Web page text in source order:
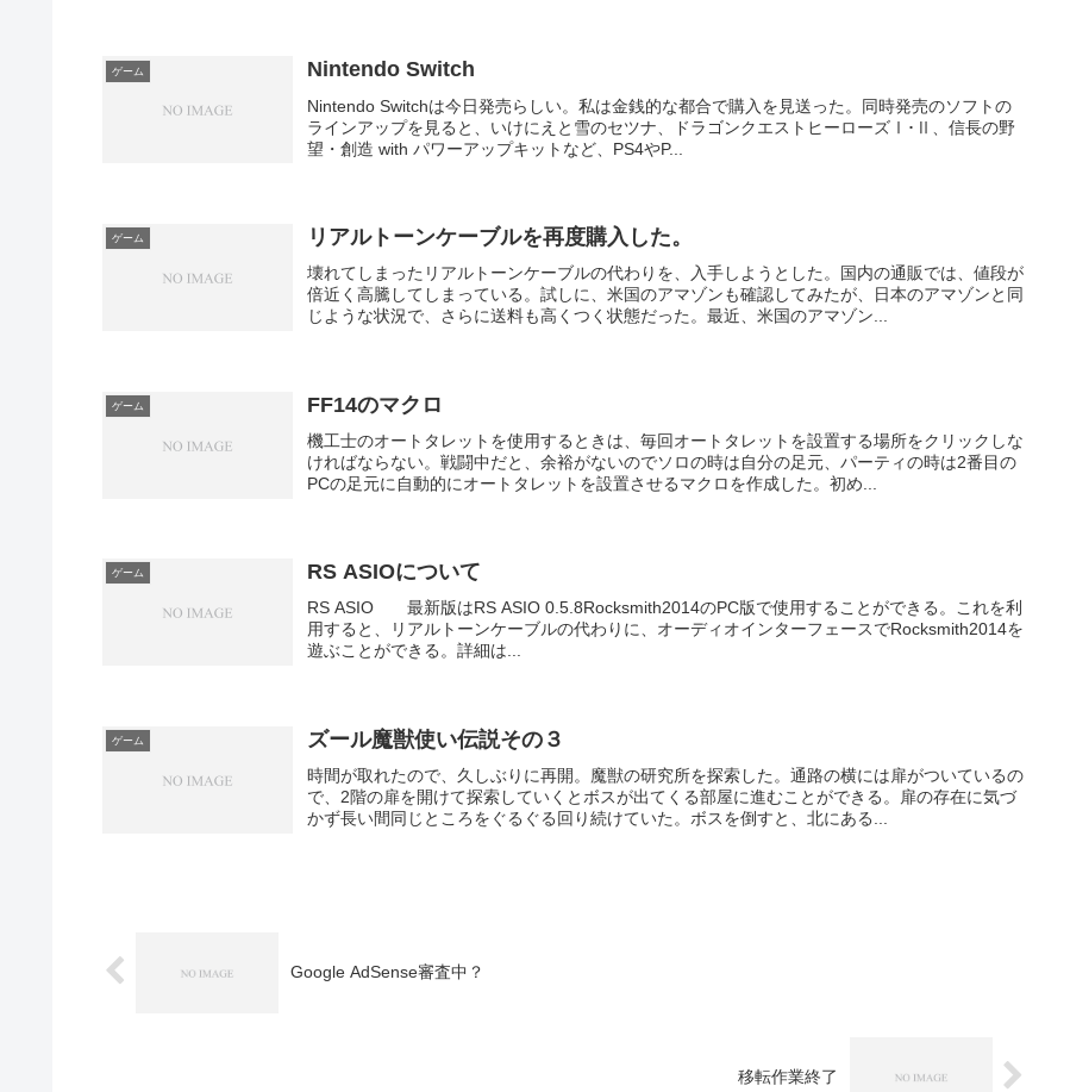
ゲーム Nintendo Switch
Nintendo Switchは今日発売らしい。私は金銭的な都合で購入を見送った。同時発売のソフトの
ラインアップを見ると、いけにえと雪のセツナ、ドラゴンクエストヒーローズⅠ･Ⅱ、信長の野
望・創造 with パワーアップキットなど、PS4やP...
ゲーム リアルトーンケーブルを再度購入した。
壊れてしまったリアルトーンケーブルの代わりを、入手しようとした。国内の通販では、値段が
倍近く高騰してしまっている。試しに、米国のアマゾンも確認してみたが、日本のアマゾンと同
じような状況で、さらに送料も高くつく状態だった。最近、米国のアマゾン...
ゲーム FF14のマクロ
機工士のオートタレットを使用するときは、毎回オートタレットを設置する場所をクリックしな
ければならない。戦闘中だと、余裕がないのでソロの時は自分の足元、パーティの時は2番目の
PCの足元に自動的にオートタレットを設置させるマクロを作成した。初め...
ゲーム RS ASIOについて
RS ASIO 最新版はRS ASIO 0.5.8Rocksmith2014のPC版で使用することができる。これを利
用すると、リアルトーンケーブルの代わりに、オーディオインターフェースでRocksmith2014を
遊ぶことができる。詳細は...
ゲーム ズール魔獣使い伝説その３
時間が取れたので、久しぶりに再開。魔獣の研究所を探索した。通路の横には扉がついているの
で、2階の扉を開けて探索していくとボスが出てくる部屋に進むことができる。扉の存在に気づ
かず長い間同じところをぐるぐる回り続けていた。ボスを倒すと、北にある...
Google AdSense審査中？
移転作業終了